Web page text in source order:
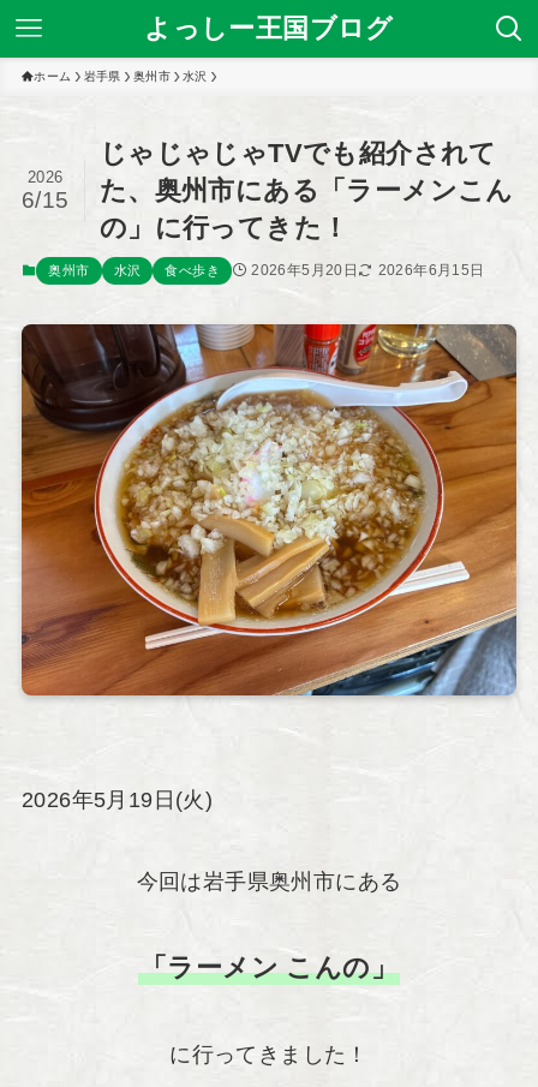
よっしー王国ブログ
ホーム 岩手県 奥州市 水沢
じゃじゃじゃTVでも紹介されて
た、奥州市にある「ラーメンこん
の」に行ってきた！
2026
6/15
奥州市 水沢 食べ歩き 2026年5月20日 2026年6月15日
2026年5月19日(火)
今回は岩手県奥州市にある
「ラーメン こんの」
に行ってきました！